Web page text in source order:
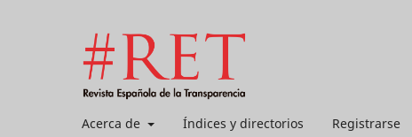
Acerca de Índices y directorios Registrarse